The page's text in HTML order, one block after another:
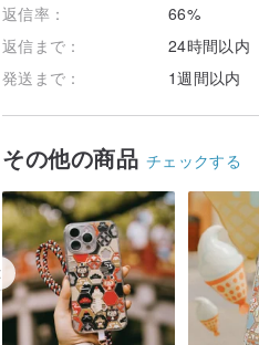
返信率：
66%
返信まで：
24時間以内
発送まで：
1週間以内
その他の商品 チェックする